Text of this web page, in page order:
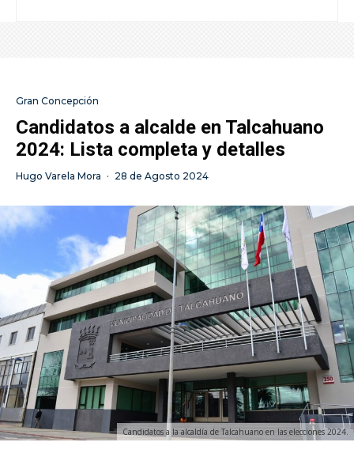
Gran Concepción
Candidatos a alcalde en Talcahuano
2024: Lista completa y detalles
Hugo Varela Mora · 28 de Agosto 2024
Candidatos a la alcaldía de Talcahuano en las elecciones 2024.